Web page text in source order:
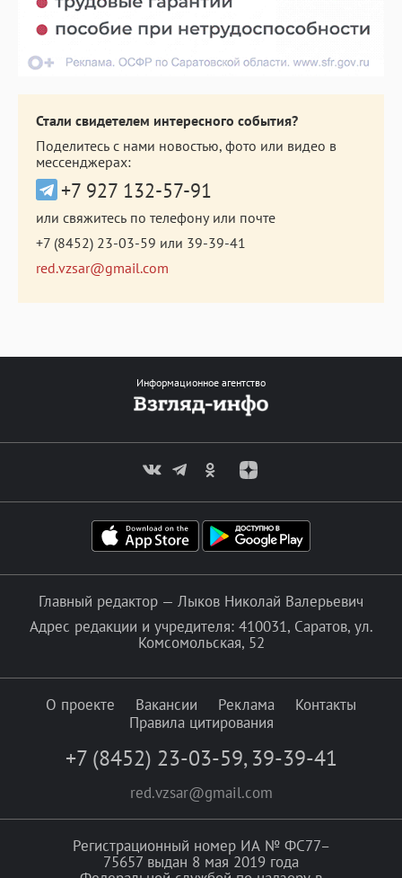
Стали свидетелем интересного события?
Поделитесь с нами новостью, фото или видео в
мессенджерах:
+7 927 132-57-91
или свяжитесь по телефону или почте
+7 (8452) 23-03-59 или 39-39-41
red.vzsar@gmail.com
Информационное агентство
Главный редактор — Лыков Николай Валерьевич
Адрес редакции и учредителя: 410031, Саратов, ул.
Комсомольская, 52
О проекте Вакансии Реклама
Контакты
Правила цитирования
+7 (8452) 23-03-59, 39-39-41
red.vzsar@gmail.com
Регистрационный номер ИА № ФС77–
75657 выдан 8 мая 2019 года